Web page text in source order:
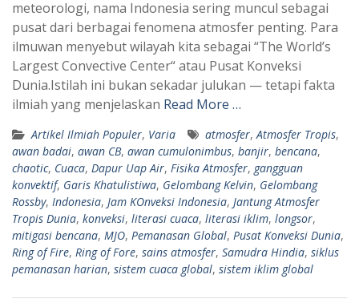
s
A
p
p
g
r
a
m
meteorologi, nama Indonesia sering muncul sebagai
pusat dari berbagai fenomena atmosfer penting. Para
ilmuwan menyebut wilayah kita sebagai “The World’s
Largest Convective Center“ atau Pusat Konveksi
Dunia.Istilah ini bukan sekadar julukan — tetapi fakta
ilmiah yang menjelaskan Read More …
Artikel Ilmiah Populer, Varia atmosfer, Atmosfer Tropis,
awan badai, awan CB, awan cumulonimbus, banjir, bencana,
chaotic, Cuaca, Dapur Uap Air, Fisika Atmosfer, gangguan
konvektif, Garis Khatulistiwa, Gelombang Kelvin, Gelombang
Rossby, Indonesia, Jam KOnveksi Indonesia, Jantung Atmosfer
Tropis Dunia, konveksi, literasi cuaca, literasi iklim, longsor,
mitigasi bencana, MJO, Pemanasan Global, Pusat Konveksi Dunia,
Ring of Fire, Ring of Fore, sains atmosfer, Samudra Hindia, siklus
pemanasan harian, sistem cuaca global, sistem iklim global